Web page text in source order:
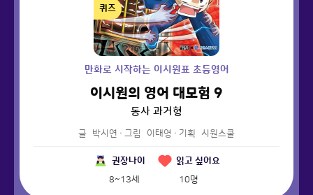
퀴즈
만화로 시작하는 이시원표 초등영어
이시원의 영어 대모험 9
동사 과거형
글 박시연 · 그림 이태영 · 기획 시원스쿨
권장나이
8~13세
읽고 싶어요
10명